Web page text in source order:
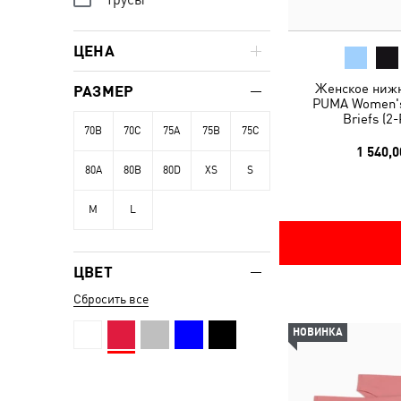
Женское
PUMA
Briefs (2-
1
НОВИНКА
ЦЕНА
РАЗМЕР
70B 70C 75A 75B 75C
80A 80B 80D XS S
M L
ЦВЕТ
Сбросить все